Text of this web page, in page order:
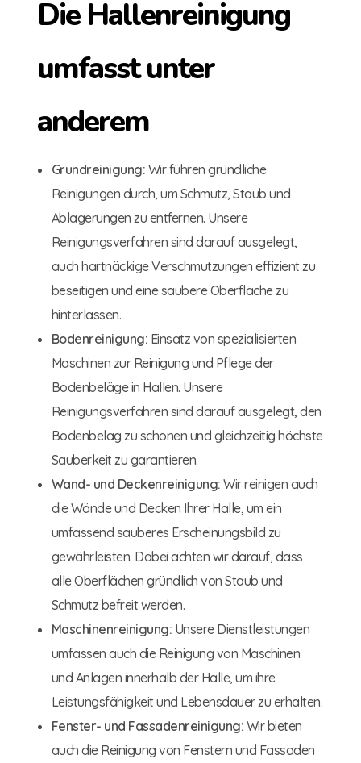
Die Hallenreinigung
umfasst unter
anderem
Grundreinigung: Wir führen gründliche
Reinigungen durch, um Schmutz, Staub und
Ablagerungen zu entfernen. Unsere
Reinigungsverfahren sind darauf ausgelegt,
auch hartnäckige Verschmutzungen effizient zu
beseitigen und eine saubere Oberfläche zu
hinterlassen.
Bodenreinigung: Einsatz von spezialisierten
Maschinen zur Reinigung und Pflege der
Bodenbeläge in Hallen. Unsere
Reinigungsverfahren sind darauf ausgelegt, den
Bodenbelag zu schonen und gleichzeitig höchste
Sauberkeit zu garantieren.
Wand- und Deckenreinigung: Wir reinigen auch
die Wände und Decken Ihrer Halle, um ein
umfassend sauberes Erscheinungsbild zu
gewährleisten. Dabei achten wir darauf, dass
alle Oberflächen gründlich von Staub und
Schmutz befreit werden.
Maschinenreinigung: Unsere Dienstleistungen
umfassen auch die Reinigung von Maschinen
und Anlagen innerhalb der Halle, um ihre
Leistungsfähigkeit und Lebensdauer zu erhalten.
Fenster- und Fassadenreinigung: Wir bieten
auch die Reinigung von Fenstern und Fassaden